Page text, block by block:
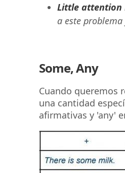
Little attention
a este problema
Some, Any
Cuando queremos
una cantidad
afirmativas y 'any'